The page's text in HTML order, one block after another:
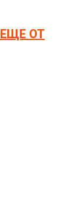
ЕЩЕ ОТ